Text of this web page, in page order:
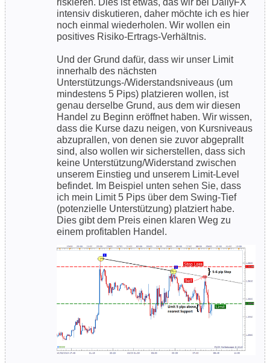
intensiv diskutieren, daher möchte ich es hier
noch einmal wiederholen. Wir wollen ein
positives Risiko-Ertrags-Verhältnis.
Und der Grund dafür, dass wir unser Limit
innerhalb des nächsten
Unterstützungs-/Widerstandsniveaus (um
mindestens 5 Pips) platzieren wollen, ist
genau derselbe Grund, aus dem wir diesen
Handel zu Beginn eröffnet haben. Wir wissen,
dass die Kurse dazu neigen, von Kursniveaus
abzuprallen, von denen sie zuvor abgeprallt
sind, also wollen wir sicherstellen, dass sich
keine Unterstützung/Widerstand zwischen
unserem Einstieg und unserem Limit-Level
befindet. Im Beispiel unten sehen Sie, dass
ich mein Limit 5 Pips über dem Swing-Tief
(potenzielle Unterstützung) platziert habe.
Dies gibt dem Preis einen klaren Weg zu
einem profitablen Handel.